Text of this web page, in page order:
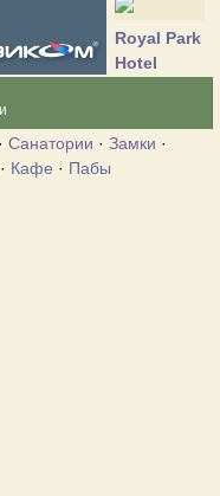
Royal Park
Hotel
Villa Sofia
· Санатории · Замки ·
· Кафе · Пабы